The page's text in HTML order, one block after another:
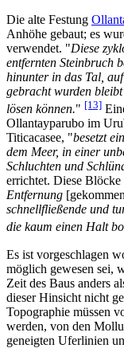
Die alte Festung
Anhöhe gebaut; es
verwendet. "Diese
entfernten Steinbruch
hinunter in das Tal,
gebracht wurden
lösen können." [13]
Ollantayparubo im
Titicacasee, "besetzt
dem Meer, in einer
Schluchten und
errichtet. Diese Blöcke
Entfernung
schnellfließende und
die kaum einen Halt
Es ist vorgeschlagen
möglich gewesen sei,
Zeit des Baus anders
dieser Hinsicht nicht
Topographie müssen
werden, von den
geneigten Uferlinien